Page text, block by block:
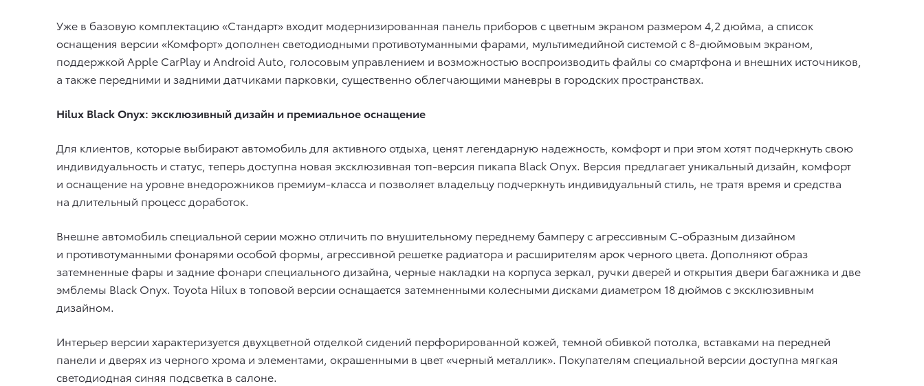
Уже в базовую комплектацию «Стандарт» входит модернизированная панель приборов с цветным экраном размером 4,2 дюйма, а список
оснащения версии «Комфорт» дополнен светодиодными противотуманными фарами, мультимедийной системой с 8-дюймовым экраном,
поддержкой Apple CarPlay и Android Auto, голосовым управлением и возможностью воспроизводить файлы со смартфона и внешних источников,
а также передними и задними датчиками парковки, существенно облегчающими маневры в городских пространствах.
Hilux Black Onyx: эксклюзивный дизайн и премиальное оснащение
Для клиентов, которые выбирают автомобиль для активного отдыха, ценят легендарную надежность, комфорт и при этом хотят подчеркнуть свою
индивидуальность и статус, теперь доступна новая эксклюзивная топ-версия пикапа Black Onyx. Версия предлагает уникальный дизайн, комфорт
и оснащение на уровне внедорожников премиум-класса и позволяет владельцу подчеркнуть индивидуальный стиль, не тратя время и средства
на длительный процесс доработок.
Внешне автомобиль специальной серии можно отличить по внушительному переднему бамперу с агрессивным С-образным дизайном
и противотуманными фонарями особой формы, агрессивной решетке радиатора и расширителям арок черного цвета. Дополняют образ
затемненные фары и задние фонари специального дизайна, черные накладки на корпуса зеркал, ручки дверей и открытия двери багажника и две
эмблемы Black Onyx. Toyota Hilux в топовой версии оснащается затемненными колесными дисками диаметром 18 дюймов с эксклюзивным
дизайном.
Интерьер версии характеризуется двухцветной отделкой сидений перфорированной кожей, темной обивкой потолка, вставками на передней
панели и дверях из черного хрома и элементами, окрашенными в цвет «черный металлик». Покупателям специальной версии доступна мягкая
светодиодная синяя подсветка в салоне.